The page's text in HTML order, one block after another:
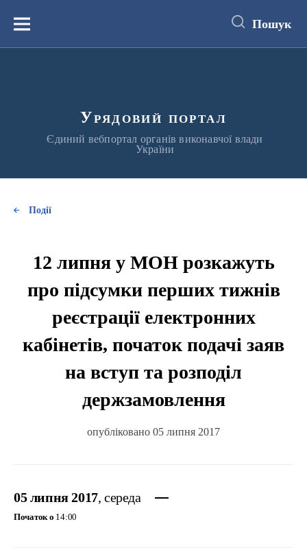
вмістуМеню Пошук
Урядовий портал
Єдиний вебпортал органів виконавчої влади
України
Події
12 липня у МОН розкажуть
про підсумки перших тижнів
реєстрації електронних
кабінетів, початок подачі заяв
на вступ та розподіл
держзамовлення
опубліковано 05 липня 2017
05 липня 2017, середа
Початок о 14:00